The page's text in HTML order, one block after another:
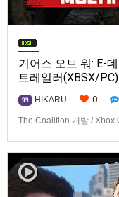
기어스 오브 워: E-
트레일러(XBSX/PC)
99 HIKARU 0
The Coalition 개발 / Xbox